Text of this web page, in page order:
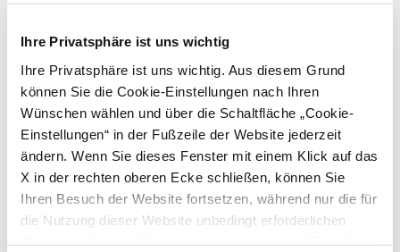
Ihre Privatsphäre ist uns wichtig
Ihre Privatsphäre ist uns wichtig. Aus diesem Grund
können Sie die Cookie-Einstellungen nach Ihren
Wünschen wählen und über die Schaltfläche „Cookie-
Einstellungen“ in der Fußzeile der Website jederzeit
ändern. Wenn Sie dieses Fenster mit einem Klick auf das
X in der rechten oberen Ecke schließen, können Sie
Ihren Besuch der Website fortsetzen, während nur die für
die Nutzung dieser Website unbedingt erforderlichen
directions Wegbeschreibung